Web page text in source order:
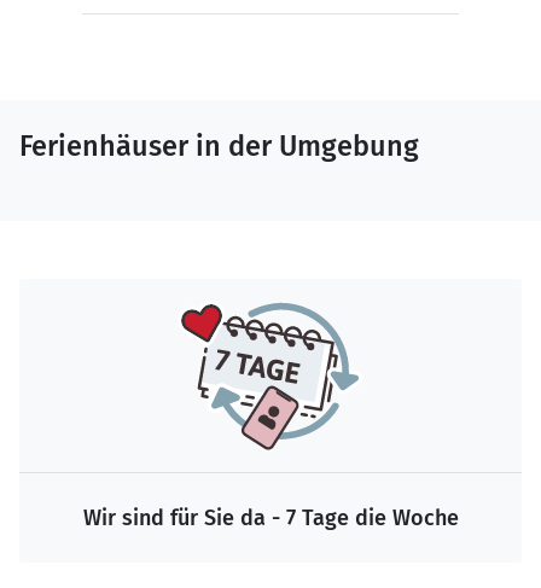
Ferienhäuser in der Umgebung
Wir sind für Sie da - 7 Tage die Woche